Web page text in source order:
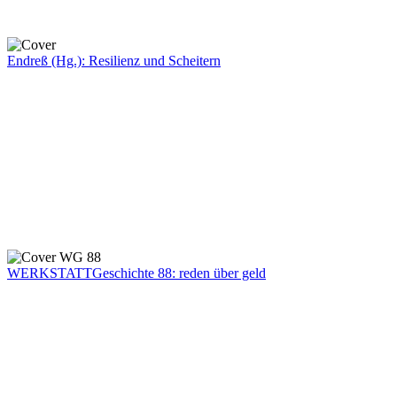
Endreß (Hg.): Resilienz und Scheitern
WERKSTATTGeschichte 88: reden über geld